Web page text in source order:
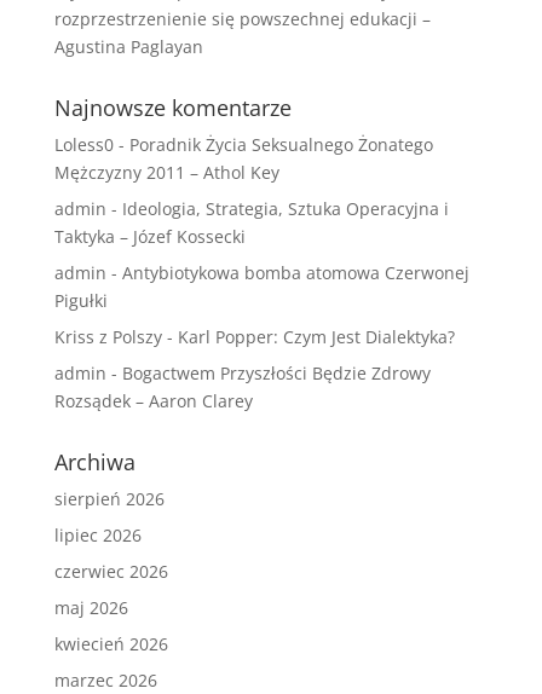
rozprzestrzenienie się powszechnej edukacji –
Agustina Paglayan
Najnowsze komentarze
Loless0- Poradnik Życia Seksualnego Żonatego
Mężczyzny 2011 – Athol Key
admin - Ideologia, Strategia, Sztuka Operacyjna i
Taktyka – Józef Kossecki
admin - Antybiotykowa bomba atomowa Czerwonej
Pigułki
Kriss z Polszy- Karl Popper: Czym Jest Dialektyka?
admin - Bogactwem Przyszłości Będzie Zdrowy
Rozsądek – Aaron Clarey
Archiwa
sierpień 2026
lipiec 2026
czerwiec 2026
maj 2026
kwiecień 2026
marzec 2026